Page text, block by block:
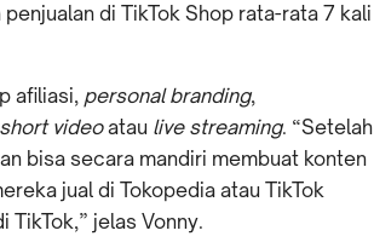
di TikTok Shop rata-rata 7 kali
afiliasi, personal branding,
short videoatau live streaming. “Setelah
bisa secara mandiri membuat konten
jual di Tokopedia atau TikTok
TikTok,” jelas Vonny.